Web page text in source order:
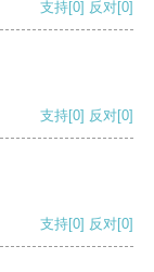
支持[0] 反对[0]
支持[0] 反对[0]
支持[0] 反对[0]